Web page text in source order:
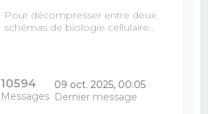
Pour décompresser entre deux
schémas de biologie cellulaire...
10594
Messages
09 oct. 2025, 00:05
Dernier message